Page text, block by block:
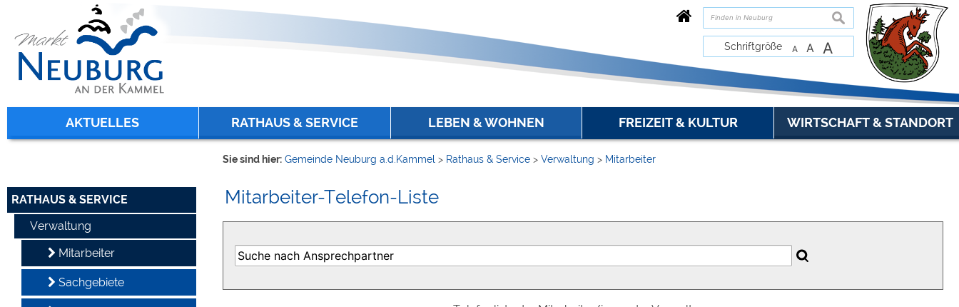
zur Navigation oder zur Startseitespringen.
suchen
Schriftgröße A A A
AKTUELLES RATHAUS & SERVICE LEBEN & WOHNEN FREIZEIT & KULTUR WIRTSCHAFT & STANDORT
RATHAUS & SERVICE
Verwaltung
Mitarbeiter
Sachgebiete
Sie sind hier: Gemeinde Neuburg a.d.Kammel > Rathaus & Service > Verwaltung > Mitarbeiter
Mitarbeiter-Telefon-Liste